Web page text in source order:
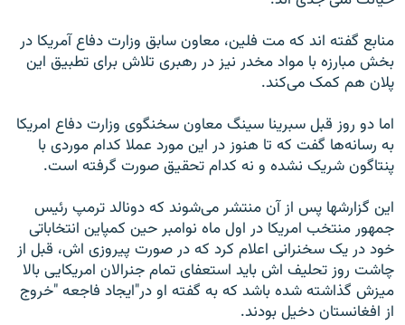
منابع گفته اند که مت فلین، معاون سابق وزارت دفاع آمریکا در
بخش مبارزه با مواد مخدر نیز در رهبری تلاش برای تطبیق این
پلان هم کمک می‌کند.
اما دو روز قبل سبرینا سینگ معاون سخنگوی وزارت دفاع امریکا
به رسانه‌ها گفت که تا هنوز در این مورد عملا کدام موردی با
پنتاگون شریک نشده و نه کدام تحقیق صورت گرفته است.
این گزارشها پس از آن منتشر می‌شوند که دونالد ترمپ رئیس
جمهور منتخب امریکا در اول ماه نوامبر حین کمپاین انتخاباتی
خود در یک سخنرانی اعلام کرد که در صورت پیروزی اش، قبل از
چاشت روز تحلیف اش باید استعفای تمام جنرالان امریکایی بالا
میزش گذاشته شده باشد که به گفته او در"ایجاد فاجعه "خروج
از افغانستان دخیل بودند.